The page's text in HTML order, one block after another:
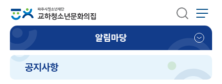
알림마당
공지사항